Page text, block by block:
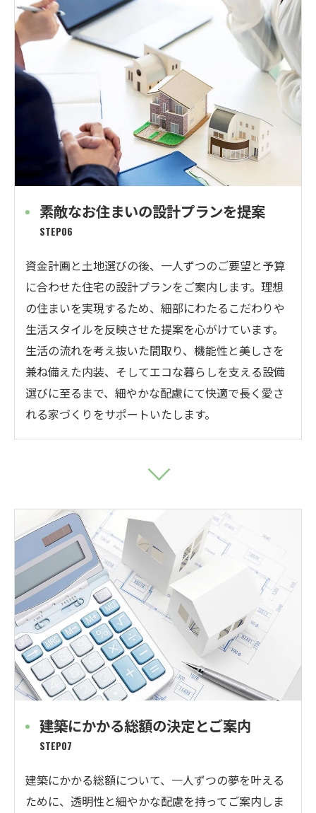
素敵なお住まいの設計プランを提案
STEP06
資金計画と土地選びの後、一人ずつのご要望と予算
に合わせた住宅の設計プランをご案内します。理想
の住まいを実現するため、細部にわたるこだわりや
生活スタイルを反映させた提案を心がけています。
生活の流れを考え抜いた間取り、機能性と美しさを
兼ね備えた内装、そしてエコな暮らしを支える設備
選びに至るまで、細やかな配慮にて快適で長く愛さ
れる家づくりをサポートいたします。
建築にかかる総額の決定とご案内
STEP07
建築にかかる総額について、一人ずつの夢を叶える
ために、透明性と細やかな配慮を持ってご案内しま